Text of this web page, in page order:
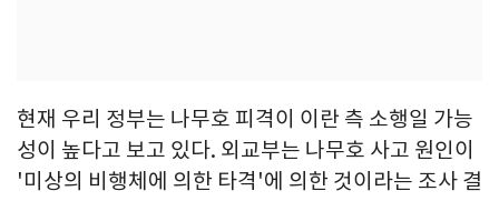
현재 우리 정부는 나무호 피격이 이란 측 소행일 가능
성이 높다고 보고 있다. 외교부는 나무호 사고 원인이
'미상의 비행체에 의한 타격'에 의한 것이라는 조사 결